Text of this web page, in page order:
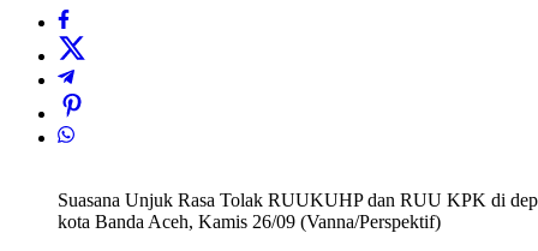
Suasana Unjuk Rasa Tolak RUUKUHP dan RUU KPK di
kota Banda Aceh, Kamis 26/09 (Vanna/Perspektif)